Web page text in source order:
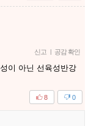
신고 | 공감 확인
이 아닌 선육성반강
0
8